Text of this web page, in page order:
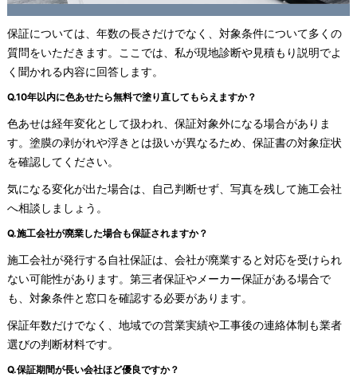
保証については、年数の長さだけでなく、対象条件について多くの
質問をいただきます。ここでは、私が現地診断や見積もり説明でよ
く聞かれる内容に回答します。
Q.10年以内に色あせたら無料で塗り直してもらえますか？
色あせは経年変化として扱われ、保証対象外になる場合がありま
す。塗膜の剥がれや浮きとは扱いが異なるため、保証書の対象症状
を確認してください。
気になる変化が出た場合は、自己判断せず、写真を残して施工会社
へ相談しましょう。
Q.施工会社が廃業した場合も保証されますか？
施工会社が発行する自社保証は、会社が廃業すると対応を受けられ
ない可能性があります。第三者保証やメーカー保証がある場合で
も、対象条件と窓口を確認する必要があります。
保証年数だけでなく、地域での営業実績や工事後の連絡体制も業者
選びの判断材料です。
Q.保証期間が長い会社ほど優良ですか？